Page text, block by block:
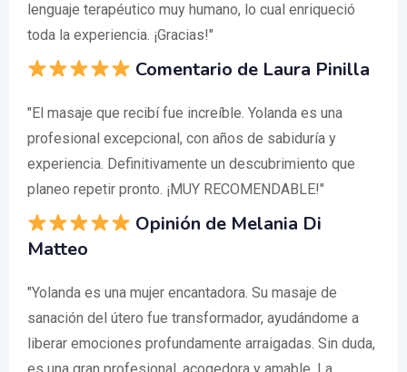
lenguaje terapéutico muy humano, lo cual enriqueció
toda la experiencia. ¡Gracias!"
Comentario de Laura Pinilla
"El masaje que recibí fue increíble. Yolanda es una
profesional excepcional, con años de sabiduría y
experiencia. Definitivamente un descubrimiento que
planeo repetir pronto. ¡MUY RECOMENDABLE!"
Opinión de Melania Di
Matteo
"Yolanda es una mujer encantadora. Su masaje de
sanación del útero fue transformador, ayudándome a
liberar emociones profundamente arraigadas. Sin duda,